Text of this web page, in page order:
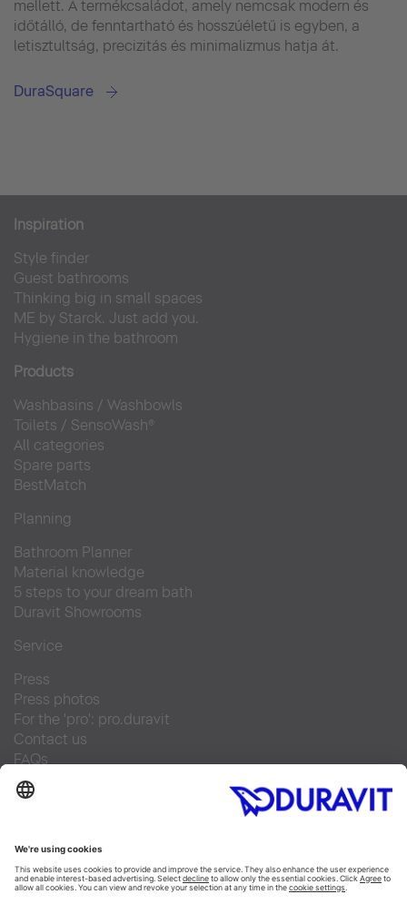
mellett. A termékcsaládot, amely nemcsak modern és
időtálló, de fenntartható és hosszúéletű is egyben, a
letisztultság, precizitás és minimalizmus hatja át.
DuraSquare
Inspiration
Style finder
Guest bathrooms
Thinking big in small spaces
ME by Starck. Just add you.
Hygiene in the bathroom
Products
Washbasins / Washbowls
Toilets / SensoWash®
All categories
Spare parts
BestMatch
Planning
Bathroom Planner
Material knowledge
5 steps to your dream bath
Duravit Showrooms
Service
Press
Press photos
For the 'pro': pro.duravit
Contact us
FAQs
Find a retailer
Facebook
Instagram
Pinterest
Linked In